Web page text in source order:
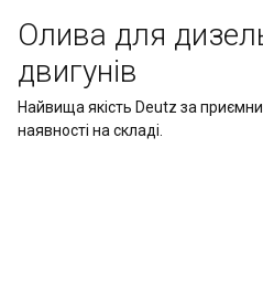
Олива для
двигунів
Найвища якість Deutz за
наявності на складі.